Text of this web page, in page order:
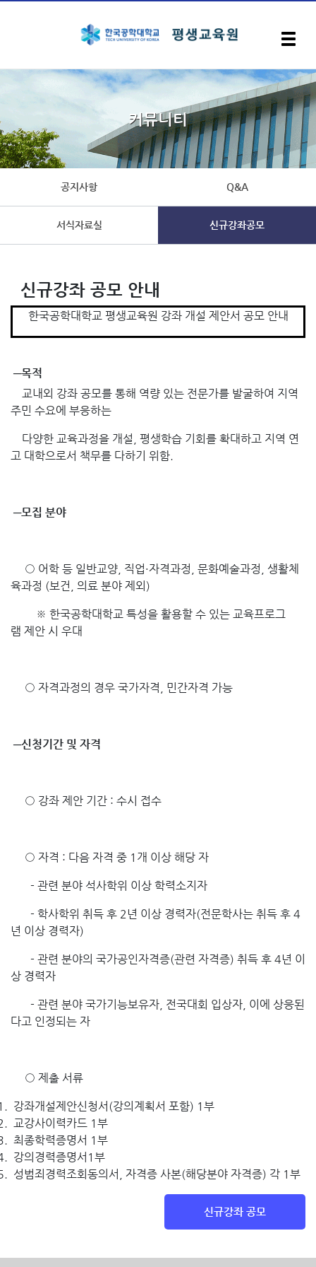
입학안내
지자체위탁교육과정
장애인 활동지원사 교육과정
교육원소개
TUKOREA 포털
커뮤니티
공지사항 Q&A
서식자료실 신규강좌공모
신규강좌 공모 안내
한국공학대학교 평생교육원 강좌 개설 제안서 공모 안내
─목적
교내외 강좌 공모를 통해 역량 있는 전문가를 발굴하여 지역
주민 수요에 부응하는
다양한 교육과정을 개설, 평생학습 기회를 확대하고 지역 연
고 대학으로서 책무를 다하기 위함.
─모집 분야
○ 어학 등 일반교양, 직업·자격과정, 문화예술과정, 생활체
육과정 (보건, 의료 분야 제외)
※ 한국공학대학교 특성을 활용할 수 있는 교육프로그
램 제안 시 우대
○ 자격과정의 경우 국가자격, 민간자격 가능
─신청기간 및 자격
○ 강좌 제안 기간 : 수시 접수
○ 자격 : 다음 자격 중 1개 이상 해당 자
- 관련 분야 석사학위 이상 학력소지자
- 학사학위 취득 후 2년 이상 경력자(전문학사는 취득 후 4
년 이상 경력자)
- 관련 분야의 국가공인자격증(관련 자격증) 취득 후 4년 이
상 경력자
- 관련 분야 국가기능보유자, 전국대회 입상자, 이에 상응된
다고 인정되는 자
○ 제출 서류
강좌개설제안신청서(강의계획서 포함) 1부
교강사이력카드 1부
최종학력증명서 1부
강의경력증명서1부
성범죄경력조회동의서, 자격증 사본(해당분야 자격증) 각 1부
신규강좌 공모